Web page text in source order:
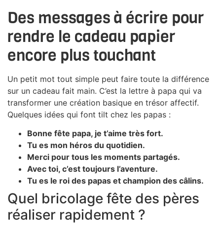
Des messages à écrire pour
rendre le cadeau papier
encore plus touchant
Un petit mot tout simple peut faire toute la différence
sur un cadeau fait main. C’est la lettre à papa qui va
transformer une création basique en trésor affectif.
Quelques idées qui font tilt chez les papas :
Bonne fête papa, je t’aime très fort.
Tu es mon héros du quotidien.
Merci pour tous les moments partagés.
Avec toi, c’est toujours l’aventure.
Tu es le roi des papas et champion des câlins.
Quel bricolage fête des pères
réaliser rapidement ?